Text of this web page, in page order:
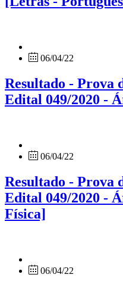
06/04/22
Resultado - Prova
Edital 049/2020 -
06/04/22
Resultado - Prova
Edital 049/2020 -
Física]
06/04/22